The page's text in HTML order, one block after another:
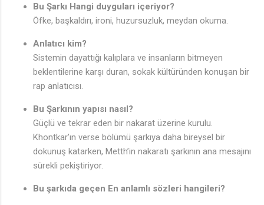
Bu Şarkı Hangi duyguları içeriyor?
Öfke, başkaldırı, ironi, huzursuzluk, meydan okuma.
Anlatıcı kim?
Sistemin dayattığı kalıplara ve insanların bitmeyen
beklentilerine karşı duran, sokak kültüründen konuşan bir
rap anlatıcısı.
Bu Şarkının yapısı nasıl?
Güçlü ve tekrar eden bir nakarat üzerine kurulu.
Khontkar’ın verse bölümü şarkıya daha bireysel bir
dokunuş katarken, Metth’in nakaratı şarkının ana mesajını
sürekli pekiştiriyor.
Bu şarkıda geçen En anlamlı sözleri hangileri?